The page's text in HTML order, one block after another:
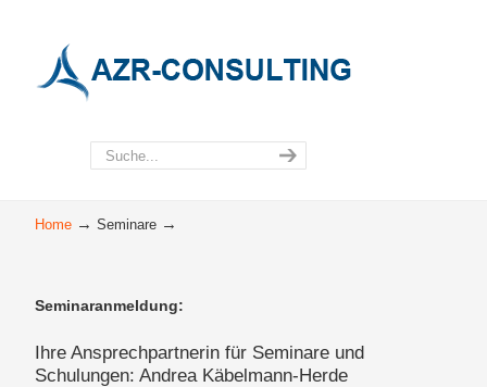
Home →Seminare →
Seminaranmeldung:
Ihre Ansprechpartnerin für Seminare und
Schulungen: Andrea Käbelmann-Herde